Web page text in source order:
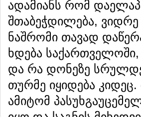
ადამიანს რომ
შთაბეჭდილება, ვიდრე
ნაშრომი თავად
ხდება
და რა დონეზე
თურმე იყიდება
ამიტომ